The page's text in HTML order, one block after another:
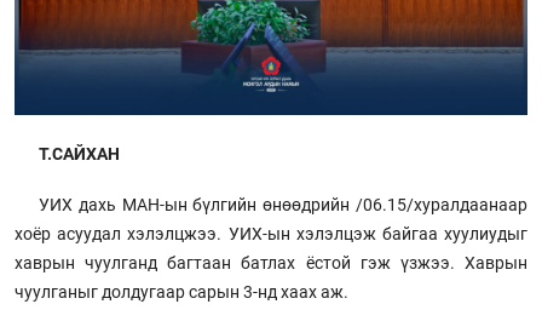
Т.САЙХАН
УИХ дахь МАН-ын бүлгийн өнөөдрийн /06.15/хуралдаанаар
хоёр асуудал хэлэлцжээ. УИХ-ын хэлэлцэж байгаа хуулиудыг
хаврын чуулганд багтаан батлах ёстой гэж үзжээ. Хаврын
чуулганыг долдугаар сарын 3-нд хаах аж.